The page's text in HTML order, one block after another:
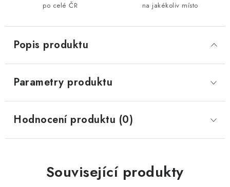
po celé ČR na jakékoliv místo
Popis produktu
Parametry produktu
Hodnocení produktu (0)
Související produkty